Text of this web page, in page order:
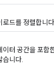
드를 정렬합니다.
터 공간을 포함
습니다.